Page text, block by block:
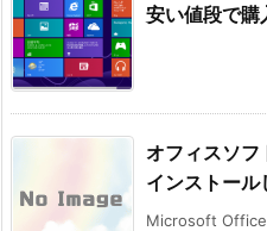
安い値段で購
オフィスソ
インストール
Microsoft Office